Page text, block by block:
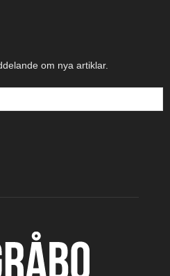
om nya artiklar.